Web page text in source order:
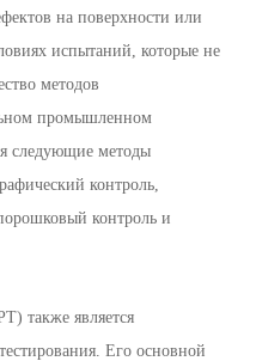
на поверхности или
испытаний, которые не
методов
промышленном
следующие методы
контроль,
контроль и
также является
Его основной